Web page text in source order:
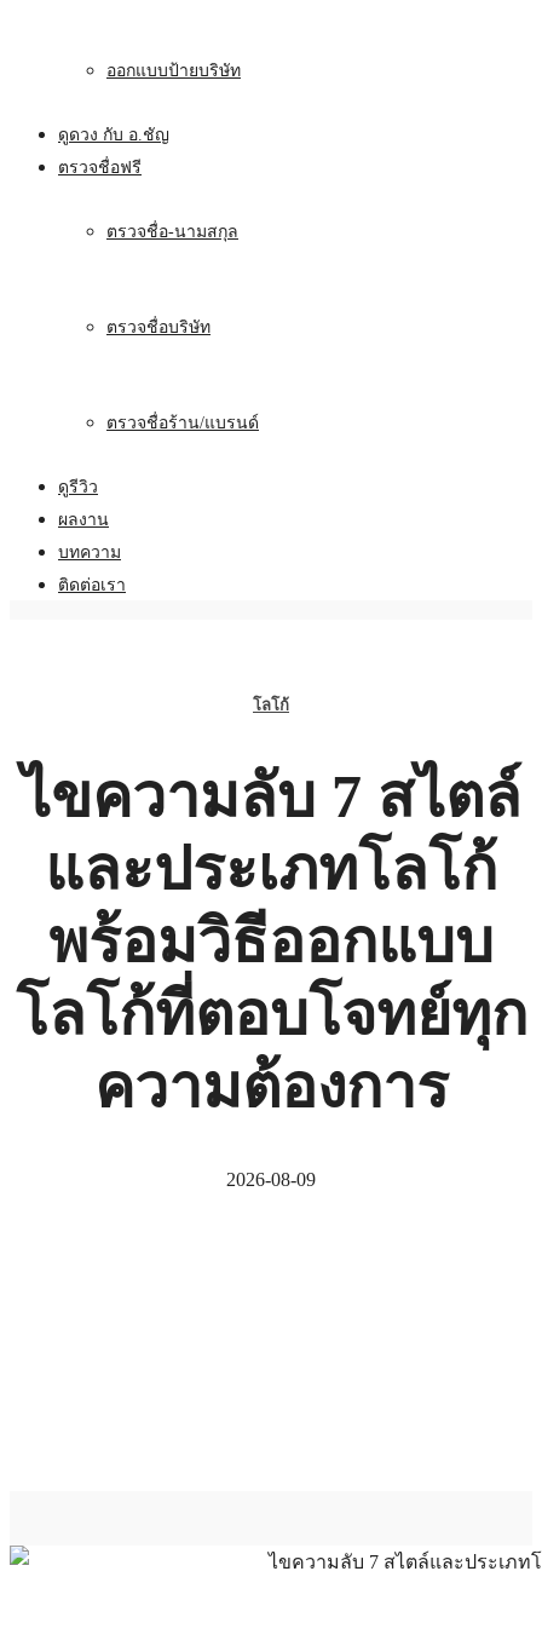
ออกแบบป้ายบริษัท
ดูดวง กับ อ.ชัญ
ตรวจชื่อฟรี
ตรวจชื่อ-นามสกุล
ตรวจชื่อบริษัท
ตรวจชื่อร้าน/แบรนด์
ดูรีวิว
ผลงาน
บทความ
ติดต่อเรา
โลโก้
ไขความลับ 7 สไตล์
และประเภทโลโก้
พร้อมวิธีออกแบบ
โลโก้ที่ตอบโจทย์ทุก
ความต้องการ
2026-08-09